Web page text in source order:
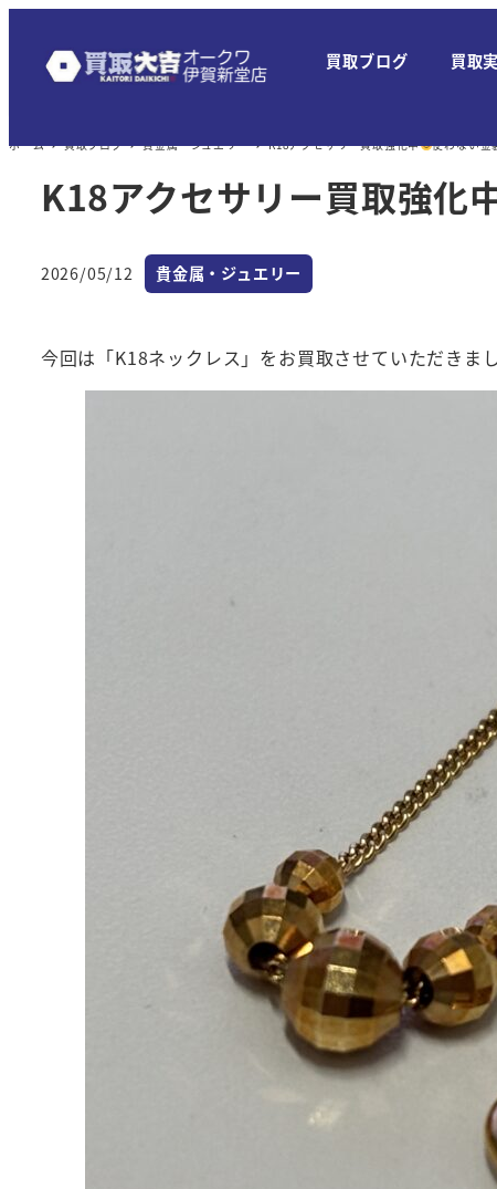
ン
買取ブログ 買取
ホーム 買取ブログ 貴金属・ジュエリー K18アクセサリー買取強化中 使わない金
K18アクセサリー買取強化
投稿日
2026/05/12 カテゴリー
貴金属・ジュエリー
今回は「K18ネックレス」をお買取させていただきま